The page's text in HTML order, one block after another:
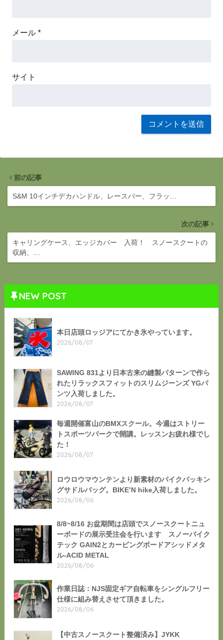
メール *
サイト
前の記事
S&M 10インチデカハンドル、レースバー、フラッ…
次の記事
キャリングケース、エッジカバー 入荷！ スノースクートの
収納、…
NEW POST
本日店頭ロッジアにてかき氷やっています。
2026/08/07
SAWING 831より日本古来の縫製パターンで作ら
れたリラックスフィットのスリムジーンズ YGパ
ンツ入荷しました。
2026/08/07
毎週開催富山のBMXスクール。今週はストリー
トスポーツパークで開講。レッスンお疲れ様でし
た！
2026/08/07
ロウロウマウンテンより新素材のバイクパッキン
グサドルバッグ。BIKE’N hike入荷しました。
2026/08/06
8/8~8/16 お盆期間は店頭でスノースクートニュ
ーボードの展示受注会を行います スノーバイク
テック GAIN2とカービングボードアシッドメタ
ル-ACID METAL
2026/08/06
作業日誌：NJS固定ギア自転車をシングルフリー
仕様に組み替えさせて頂きました。
2026/08/06
【中古スノースクート整備済み】JYKK